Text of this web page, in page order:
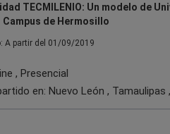
TECMILENIO: Un modelo de
de Hermosillo
A partir del 01/09/2019
, Presencial
en: Nuevo León , Tamaulipas